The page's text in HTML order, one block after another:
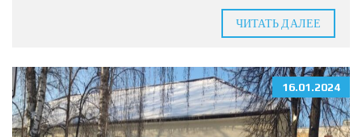
ЧИТАТЬ ДАЛЕЕ
16.01.2024